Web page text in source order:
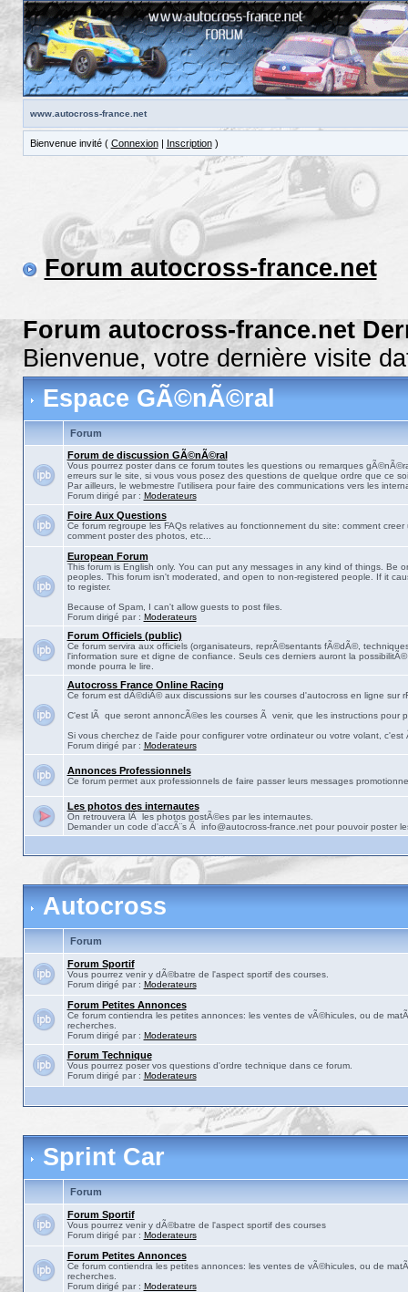
www.autocross-france.net
Bienvenue invité ( Connexion| Inscription)
Forum autocross-france.net
Forum autocross-france.net
Bienvenue, votre dernière visite
Espace GÃ©nÃ©ral
Forum
Forum de discussion GÃ©nÃ©ral
Vous pourrez poster dans ce forum toutes les questions ou remarques
erreurs sur le site, si vous vous posez des questions de quelque ordre que ce
Par ailleurs, le webmestre l'utilisera pour faire des communications vers les
Forum dirigé par : Moderateurs
Foire Aux Questions
Ce forum regroupe les FAQs relatives au fonctionnement du site: comment creer
comment poster des photos, etc...
European Forum
This forum is English only. You can put any messages in any kind of things. Be
peoples. This forum isn't moderated, and open to non-registered people. If it
to register.
Because of Spam, I can't allow guests to post files.
Forum dirigé par : Moderateurs
Forum Officiels (public)
Ce forum servira aux officiels (organisateurs, reprÃ©sentants fÃ©dÃ©,
l'information sure et digne de confiance. Seuls ces derniers auront la
monde pourra le lire.
Autocross France Online Racing
Ce forum est dÃ©diÃ© aux discussions sur les courses d'autocross en ligne sur
C'est lÃ que seront annoncÃ©es les courses Ã venir, que les instructions pour
Si vous cherchez de l'aide pour configurer votre ordinateur ou votre volant, c'est
Forum dirigé par : Moderateurs
Annonces Professionnels
Ce forum permet aux professionnels de faire passer leurs messages
Les photos des internautes
On retrouvera lÃ les photos postÃ©es par les internautes.
Demander un code d'accÃ¨s Ã info@autocross-france.net pour pouvoir poster
Autocross
Forum
Forum Sportif
Vous pourrez venir y dÃ©batre de l'aspect sportif des courses.
Forum dirigé par : Moderateurs
Forum Petites Annonces
Ce forum contiendra les petites annonces: les ventes de vÃ©hicules, ou de
recherches.
Forum dirigé par : Moderateurs
Forum Technique
Vous pourrez poser vos questions d'ordre technique dans ce forum.
Forum dirigé par : Moderateurs
Sprint Car
Forum
Forum Sportif
Vous pourrez venir y dÃ©batre de l'aspect sportif des courses
Forum dirigé par : Moderateurs
Forum Petites Annonces
Ce forum contiendra les petites annonces: les ventes de vÃ©hicules, ou de
recherches.
Forum dirigé par : Moderateurs